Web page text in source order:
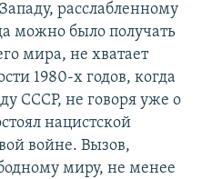
Западу, расслабленному
можно было получать
мира, не хватает
1980-х годов, когда
СССР, не говоря уже о
нацистской
войне. Вызов,
миру, не менее